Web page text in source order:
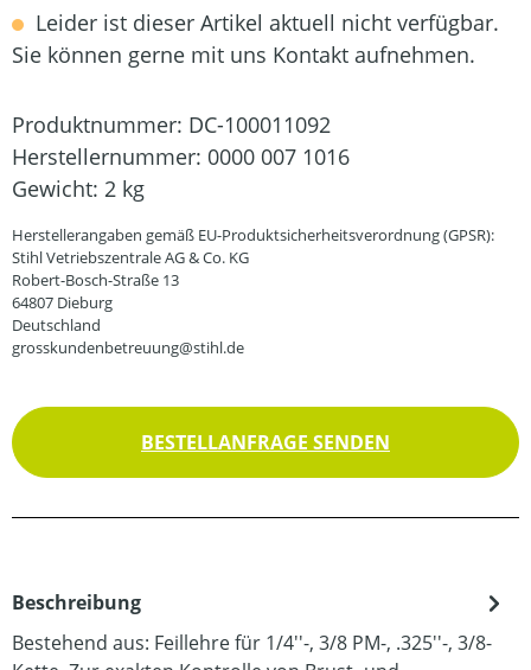
Leider ist dieser Artikel aktuell nicht verfügbar.
Sie können gerne mit uns Kontakt aufnehmen.
Produktnummer: DC-100011092
Herstellernummer: 0000 007 1016
Gewicht: 2 kg
Herstellerangaben gemäß EU-Produktsicherheitsverordnung (GPSR):
Stihl Vetriebszentrale AG & Co. KG
Robert-Bosch-Straße 13
64807 Dieburg
Deutschland
grosskundenbetreuung@stihl.de
BESTELLANFRAGE SENDEN
Beschreibung
Bestehend aus: Feillehre für 1/4''-, 3/8 PM-, .325''-, 3/8-